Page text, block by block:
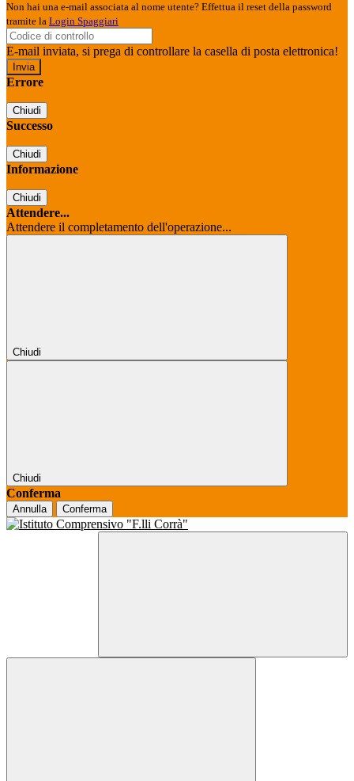
Non hai una e-mail associata al nome utente? Effettua il reset della password
tramite la Login Spaggiari
E-mail inviata, si prega di controllare la casella di posta elettronica!
Errore
Chiudi
Successo
Chiudi
Informazione
Chiudi
Attendere...
Attendere il completamento dell'operazione...
Chiudi
Chiudi
Conferma
Annulla Conferma